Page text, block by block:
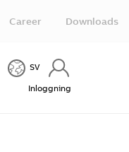
Career Downloads
SV
Inloggning